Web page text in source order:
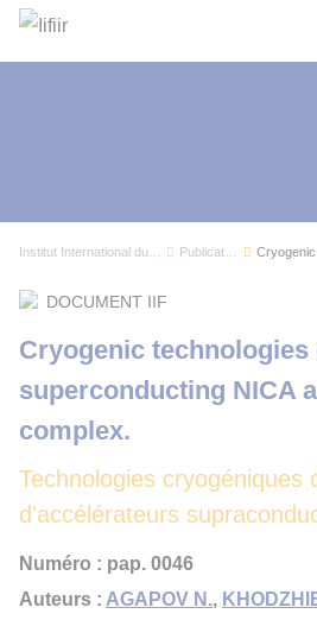
DOCUMENT IIF
Technologies cryogéniques
d'accélérateurs
Cryogenic technologies
superconducting NICA
complex.
Numéro : pap. 0046
Auteurs : AGAPOV N.,